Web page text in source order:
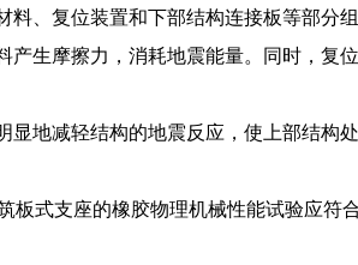
、复位装置和下部结构连接板等部分
生摩擦力，消耗地震能量。同时，复
地减轻结构的地震反应，使上部结构
式支座的橡胶物理机械性能试验应符